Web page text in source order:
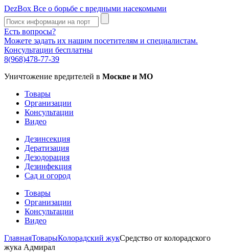
DezBox Все о борьбе с вредными насекомыми
Есть вопросы?
Можете задать их нашим посетителям и специалистам.
Консультации бесплатны
8(968)478-77-39
Уничтожение вредителей в Москве и МО
Товары
Организации
Консультации
Видео
Дезинсекция
Дератизация
Дезодорация
Дезинфекция
Сад и огород
Товары
Организации
Консультации
Видео
ГлавнаяТоварыКолорадский жукСредство от колорадского
жука Адмирал